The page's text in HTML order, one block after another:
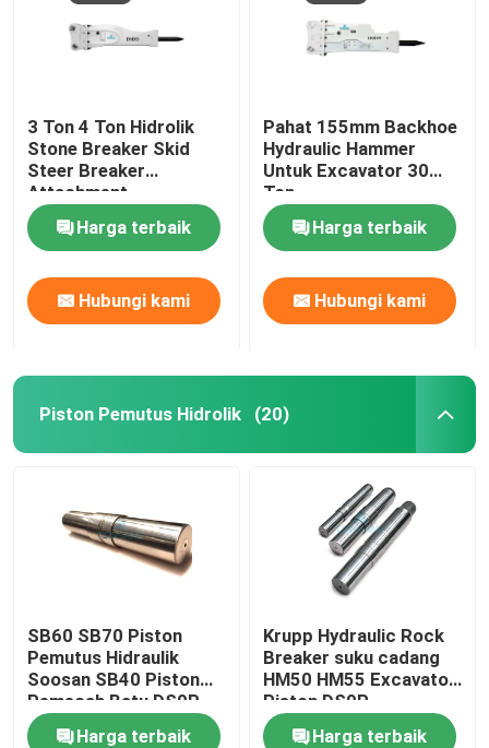
3 Ton 4 Ton Hidrolik
Stone Breaker Skid
Steer Breaker
Attachment
Harga terbaik
Hubungi kami
Pahat 155mm Backhoe
Hydraulic Hammer
Untuk Excavator 30
Ton
Harga terbaik
Hubungi kami
Piston Pemutus Hidrolik (20)
SB60 SB70 Piston
Pemutus Hidraulik
Soosan SB40 Piston
Pemecah Batu DS9P
Harga terbaik
Krupp Hydraulic Rock
Breaker suku cadang
HM50 HM55 Excavator
Piston DS9P
Harga terbaik